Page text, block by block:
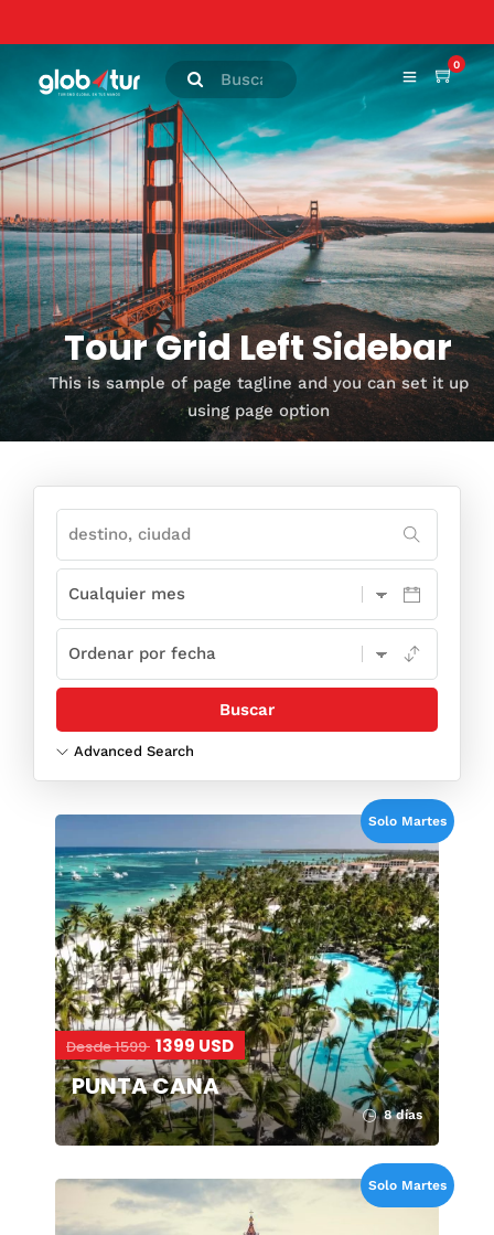
0
Tour Grid Left Sidebar
This is sample of page tagline and you can set it up
using page option
Advanced Search
Solo Martes
Desde 1599 1399 USD
PUNTA CANA
8 días
Solo Martes